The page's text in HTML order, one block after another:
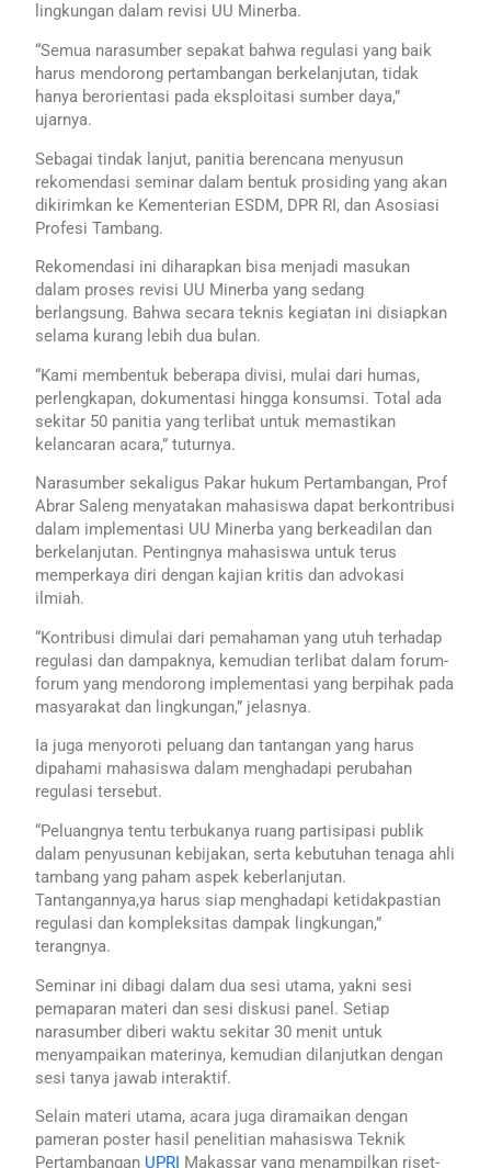
lingkungan dalam revisi UU Minerba.
“Semua narasumber sepakat bahwa regulasi yang baik
harus mendorong pertambangan berkelanjutan, tidak
hanya berorientasi pada eksploitasi sumber daya,”
ujarnya.
Sebagai tindak lanjut, panitia berencana menyusun
rekomendasi seminar dalam bentuk prosiding yang akan
dikirimkan ke Kementerian ESDM, DPR RI, dan Asosiasi
Profesi Tambang.
Rekomendasi ini diharapkan bisa menjadi masukan
dalam proses revisi UU Minerba yang sedang
berlangsung. Bahwa secara teknis kegiatan ini disiapkan
selama kurang lebih dua bulan.
“Kami membentuk beberapa divisi, mulai dari humas,
perlengkapan, dokumentasi hingga konsumsi. Total ada
sekitar 50 panitia yang terlibat untuk memastikan
kelancaran acara,” tuturnya.
Narasumber sekaligus Pakar hukum Pertambangan, Prof
Abrar Saleng menyatakan mahasiswa dapat berkontribusi
dalam implementasi UU Minerba yang berkeadilan dan
berkelanjutan. Pentingnya mahasiswa untuk terus
memperkaya diri dengan kajian kritis dan advokasi
ilmiah.
“Kontribusi dimulai dari pemahaman yang utuh terhadap
regulasi dan dampaknya, kemudian terlibat dalam forum-
forum yang mendorong implementasi yang berpihak pada
masyarakat dan lingkungan,” jelasnya.
Ia juga menyoroti peluang dan tantangan yang harus
dipahami mahasiswa dalam menghadapi perubahan
regulasi tersebut.
“Peluangnya tentu terbukanya ruang partisipasi publik
dalam penyusunan kebijakan, serta kebutuhan tenaga ahli
tambang yang paham aspek keberlanjutan.
Tantangannya,ya harus siap menghadapi ketidakpastian
regulasi dan kompleksitas dampak lingkungan,”
terangnya.
Seminar ini dibagi dalam dua sesi utama, yakni sesi
pemaparan materi dan sesi diskusi panel. Setiap
narasumber diberi waktu sekitar 30 menit untuk
menyampaikan materinya, kemudian dilanjutkan dengan
sesi tanya jawab interaktif.
Selain materi utama, acara juga diramaikan dengan
pameran poster hasil penelitian mahasiswa Teknik
Pertambangan UPRI Makassar yang menampilkan riset-